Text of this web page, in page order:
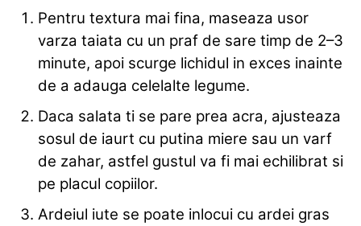
Pentru textura mai fina, maseaza usor
varza taiata cu un praf de sare timp de 2–3
minute, apoi scurge lichidul in exces inainte
de a adauga celelalte legume.
Daca salata ti se pare prea acra, ajusteaza
sosul de iaurt cu putina miere sau un varf
de zahar, astfel gustul va fi mai echilibrat si
pe placul copiilor.
Ardeiul iute se poate inlocui cu ardei gras